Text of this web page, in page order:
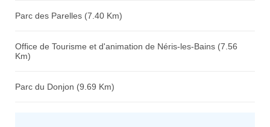
Parc des Parelles (7.40 Km)
Office de Tourisme et d'animation de Néris-les-Bains (7.56
Km)
Parc du Donjon (9.69 Km)